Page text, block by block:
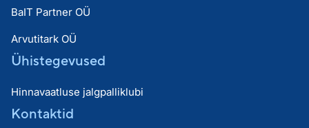
BaIT Partner OÜ
Arvutitark OÜ
Ühistegevused
Hinnavaatluse jalgpalliklubi
Kontaktid